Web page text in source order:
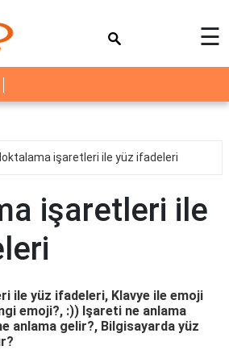
☰
işaretleri ile yüz ifadeleri
işaretleri ile
ile yüz ifadeleri, Klavye ile emoji
emoji?, :)) Işareti ne anlama
anlama gelir?, Bilgisayarda yüz